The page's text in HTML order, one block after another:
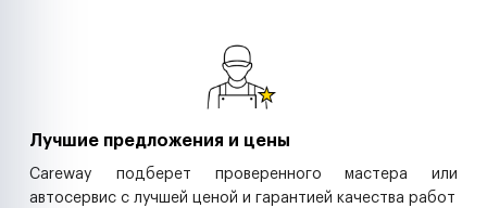
Лучшие предложения и цены
Careway подберет проверенного мастера или
автосервис с лучшей ценой и гарантией качества работ